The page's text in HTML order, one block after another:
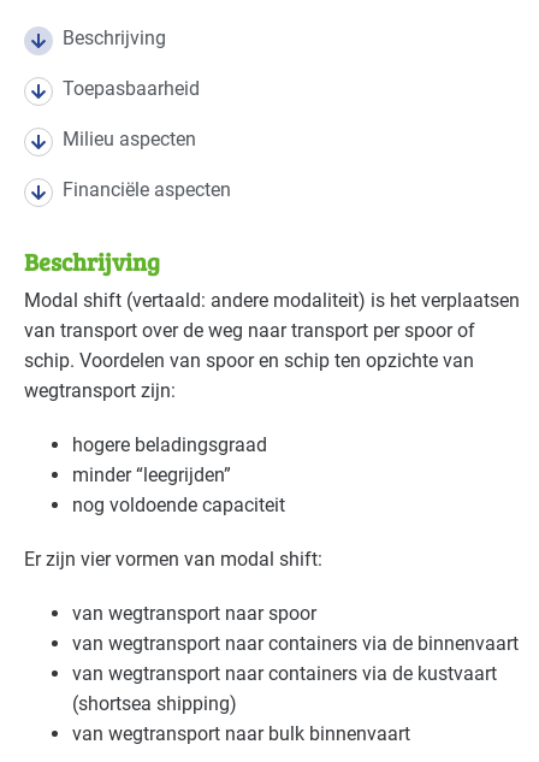
branches
Bouw - installatiebedrijven
Bouwmaterialen - beton
Detailhandel - supermarkten
Grafische industrie Gevorderd
Handel en distributie
Industrie - hout en meubel Basis
Industrie - metalektro Basis
Industrie - papier en karton(waren) Gevorderd
Industrie - rubber en kunststof Basis
Industrie - verf en drukinkt Basis
Landbouw - land- en tuinbouw Basis
Beschrijving
Toepasbaarheid
Milieu aspecten
Financiële aspecten
Beschrijving
Modal shift (vertaald: andere modaliteit) is het verplaatsen
van transport over de weg naar transport per spoor of
schip. Voordelen van spoor en schip ten opzichte van
wegtransport zijn:
hogere beladingsgraad
minder “leegrijden”
nog voldoende capaciteit
Er zijn vier vormen van modal shift:
van wegtransport naar spoor
van wegtransport naar containers via de binnenvaart
van wegtransport naar containers via de kustvaart
(shortsea shipping)
van wegtransport naar bulk binnenvaart